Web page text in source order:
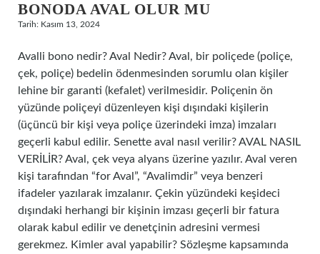
BONODA AVAL OLUR MU
Tarih: Kasım 13, 2024
Avalli bono nedir? Aval Nedir? Aval, bir poliçede (poliçe,
çek, poliçe) bedelin ödenmesinden sorumlu olan kişiler
lehine bir garanti (kefalet) verilmesidir. Poliçenin ön
yüzünde poliçeyi düzenleyen kişi dışındaki kişilerin
(üçüncü bir kişi veya poliçe üzerindeki imza) imzaları
geçerli kabul edilir. Senette aval nasıl verilir? AVAL NASIL
VERİLİR? Aval, çek veya alyans üzerine yazılır. Aval veren
kişi tarafından “for Aval”, “Avalimdir” veya benzeri
ifadeler yazılarak imzalanır. Çekin yüzündeki keşideci
dışındaki herhangi bir kişinin imzası geçerli bir fatura
olarak kabul edilir ve denetçinin adresini vermesi
gerekmez. Kimler aval yapabilir? Sözleşme kapsamında